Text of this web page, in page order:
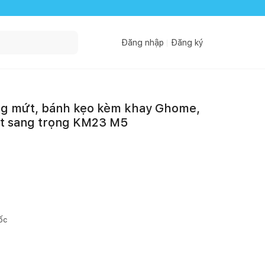
Đăng nhập Đăng ký
mứt, bánh kẹo kèm khay Ghome,
sang trọng KM23 M5